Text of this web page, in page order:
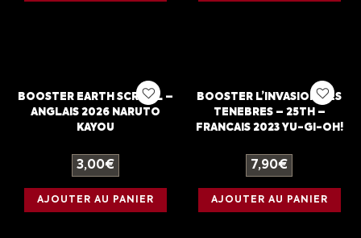
BOOSTER EARTH SCROLL –
ANGLAIS 2026 NARUTO
KAYOU
3,00€
AJOUTER AU PANIER
BOOSTER L’INVASION DES
TENEBRES – 25TH –
FRANCAIS 2023 YU-GI-OH!
7,90€
AJOUTER AU PANIER